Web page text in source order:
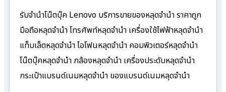
รับจำนำโน๊ตบุ๊ค Lenovo บริการขายของหลุดจำนำ ราคาถูก
มือถือหลุดจำนำ โทรศัพท์หลุดจำนำ เครื่องใช้ไฟฟ้าหลุดจำนำ
แท็บเล็ตหลุดจำนำ ไอโฟนหลุดจำนำ คอมพิวเตอร์หลุดจำนำ
โน๊ตบุ๊คหลุดจำนำ กล้องหลุดจำนำ เครื่องประดับหลุดจำนำ
กระเป๋าแบรนด์เนมหลุดจำนำ ของแบรนด์เนมหลุดจำนำ